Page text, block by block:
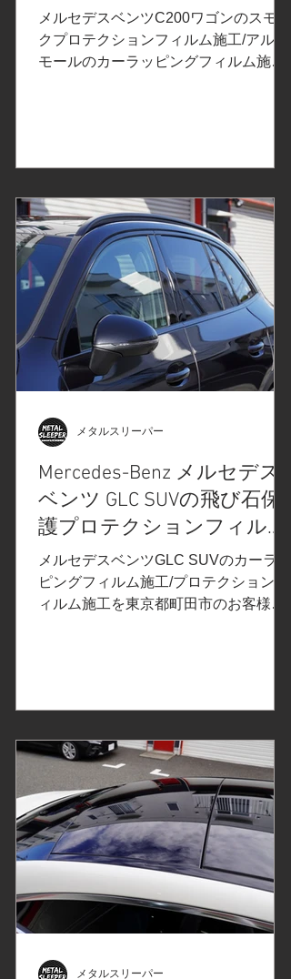
ボディ用ペイントプロテクションフィ
ルムと同
フィルム施工/ヘッドライ
ト、テールレンズのスモー
クプロテクションフィル
メルセデスベンツC200ワゴンのスモー
クプロテクションフィルム施工/アルミ
モールのカーラッピングフィルム施工
レール、ウインドーモール/アルミモー
の打ち合わせで決定したカーラッピン
グフィルムはこちら↓ #新製品#プロテ
クションフィルムPPFのご紹介
#Diamond Swell#ダイヤモンドスウェ
ル でご紹介させていただいたカラープ
ロテクションフィルムPPF/BLACK
VIOLTEブラックヴァイオレット（ライ
トスモーク）をヘッドライト、テール
レンズに施工します 3M2080カーラッ
ブラック」。光の加減で金属のような
ム。ルーフレール、ウインドーモール
に使用します フィルム施工箇所のネン
ダー処理で異物の除去、ポリッシャー
ドライトの飛び石保護スモークプロテ
クションフィルムPP
Mercedes-Benz メルセデス
ベンツ GLC SUVの飛び石保
護プロテクションフィルム
PPF施工/モールのカーラッ
ピングフィルム施工/クロー
ムデリート/東京都町田市Y
メルセデスベンツGLC SUVのカーラッ
ピングフィルム施工/プロテクションフ
ィルム施工を東京都町田市のお客様よ
にカーラッピング施工/ヘッドライトの
PPF施工。事前の打ち合わせで決定し
たカーラッピングフィルムはこちら↓
プロテクションフィルムの比較、検証
①改訂版 でご紹介したXPELエクスペ
ルのプロテクションフィルム
PPF「ULTIMATE PLUS」アルティメ
ットプラスは、傷や環境汚染物質から
保護されている安心感が得られ、飛び
石/砂利/油/虫の酸/鳥の糞/花粉/黄砂/雨
されています。ヘッドライト、ドアピ
メタルスリーパー
メタルスリーパー